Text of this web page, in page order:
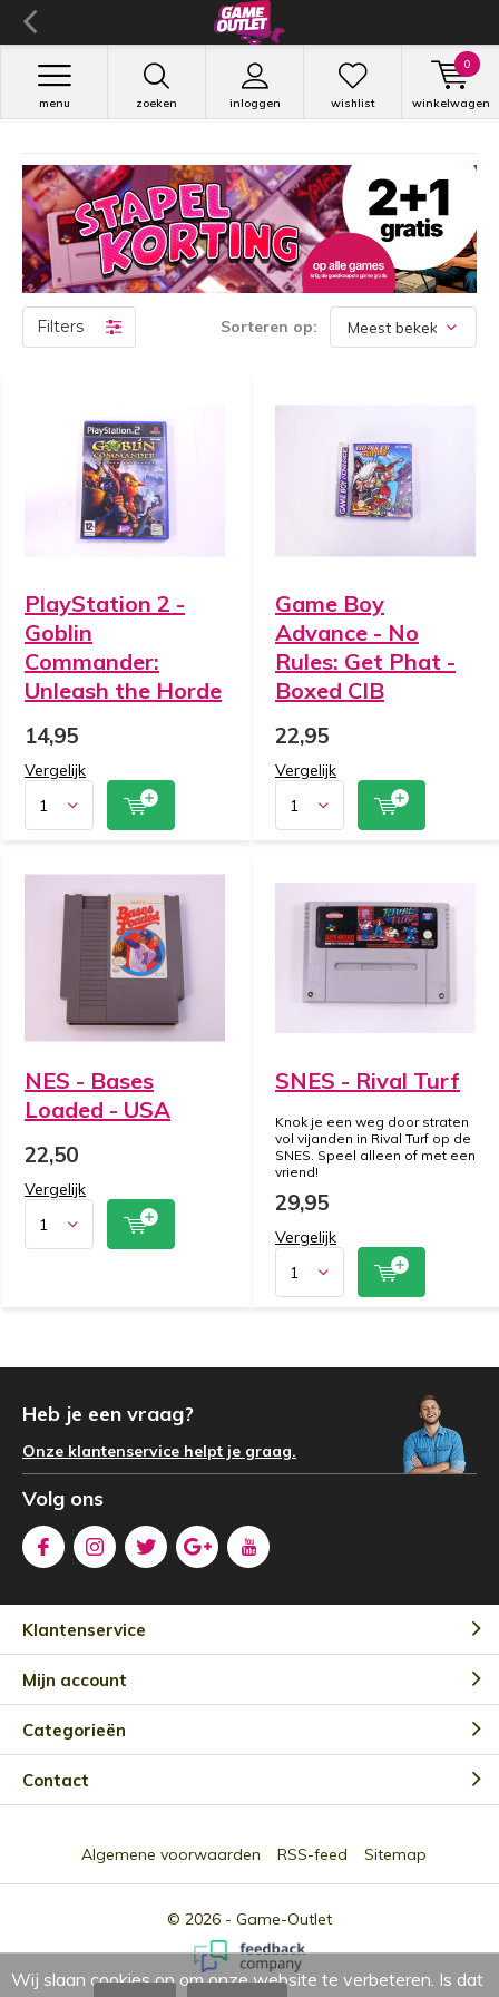
zoeken inloggen
menu wishlist winkelwagen
0
Filters Sorteren op:
PlayStation 2 -
Goblin
Commander:
Unleash the Horde
14,95
Vergelijk
Game Boy
Advance - No
Rules: Get Phat -
Boxed CIB
22,95
Vergelijk
NES - Bases
Loaded - USA
22,50
Vergelijk
SNES - Rival Turf
Knok je een weg door straten
vol vijanden in Rival Turf op de
SNES. Speel alleen of met een
vriend!
29,95
Vergelijk
Heb je een vraag?
Onze klantenservice helpt je graag.
Volg ons
Klantenservice
Mijn account
Categorieën
Contact
© 2026 - Game-Outlet
Algemene voorwaarden RSS-feed Sitemap
Wij slaan cookies op om onze website te verbeteren. Is dat